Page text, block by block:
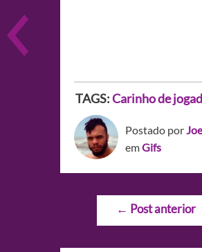
TAGS:Carinho de
Postado por
emGifs
Navegação
← Post anterior